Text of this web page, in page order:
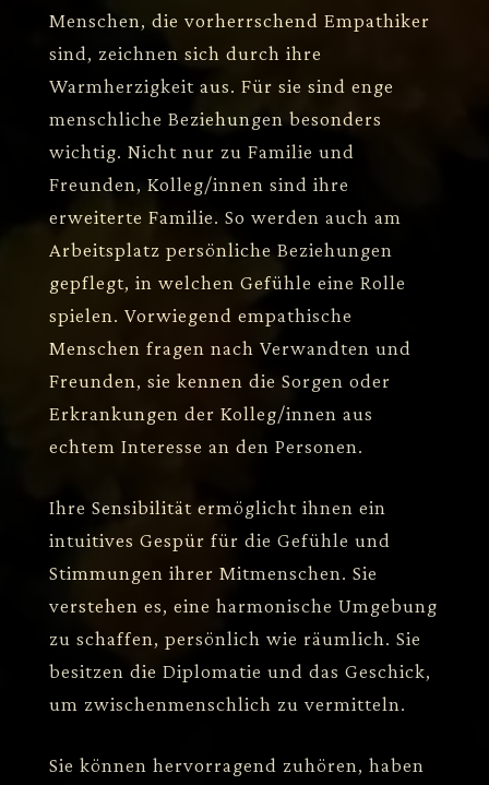
Menschen, die vorherrschend Empathiker
sind, zeichnen sich durch ihre
Warmherzigkeit aus. Für sie sind enge
menschliche Beziehungen besonders
wichtig. Nicht nur zu Familie und
Freunden, Kolleg/innen sind ihre
erweiterte Familie. So werden auch am
Arbeitsplatz persönliche Beziehungen
gepflegt, in welchen Gefühle eine Rolle
spielen. Vorwiegend empathische
Menschen fragen nach Verwandten und
Freunden, sie kennen die Sorgen oder
Erkrankungen der Kolleg/innen aus
echtem Interesse an den Personen.
Ihre Sensibilität ermöglicht ihnen ein
intuitives Gespür für die Gefühle und
Stimmungen ihrer Mitmenschen. Sie
verstehen es, eine harmonische Umgebung
zu schaffen, persönlich wie räumlich. Sie
besitzen die Diplomatie und das Geschick,
um zwischenmenschlich zu vermitteln.
Sie können hervorragend zuhören, haben